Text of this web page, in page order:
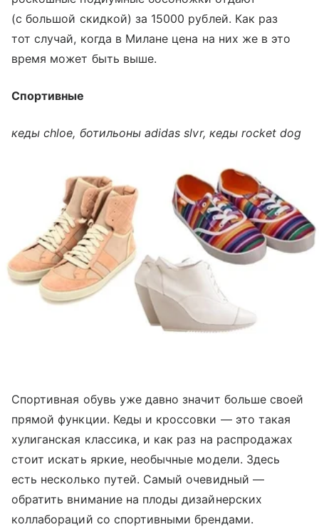
(с большой скидкой) за 15000 рублей. Как раз
тот случай, когда в Милане цена на них же в это
время может быть выше.
Спортивные
кеды chloe, ботильоны adidas slvr, кеды rocket dog
Спортивная обувь уже давно значит больше своей
прямой функции. Кеды и кроссовки — это такая
хулиганская классика, и как раз на распродажах
стоит искать яркие, необычные модели. Здесь
есть несколько путей. Самый очевидный —
обратить внимание на плоды дизайнерских
коллабораций со спортивными брендами.